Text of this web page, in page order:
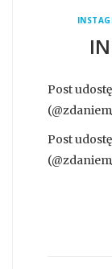
Post
Post